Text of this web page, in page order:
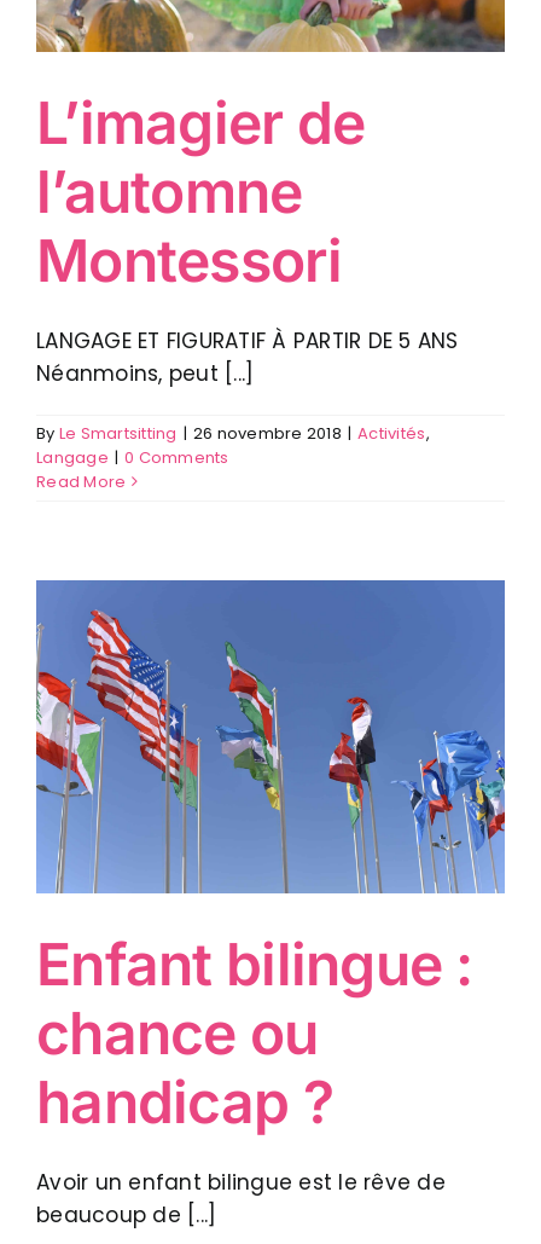
L’imagier de
l’automne
Montessori
LANGAGE ET FIGURATIF À PARTIR DE 5 ANS
Néanmoins, peut [...]
By Le Smartsitting | 26 novembre 2018 | Activités,
Langage | 0 Comments
Read More
Enfant bilingue :
chance ou
handicap ?
Avoir un enfant bilingue est le rêve de
beaucoup de [...]